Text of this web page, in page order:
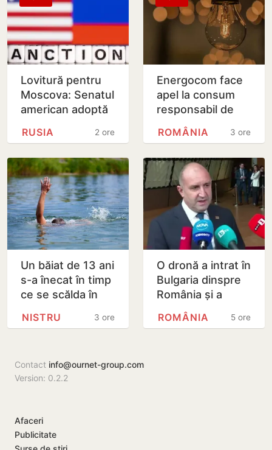
Lovitură pentru
Moscova: Senatul
american adoptă
împotriva Rusiei2 ore
RUSIA
Energocom face
apel la consum
responsabil de
energie în orele
de vârfe vârf
3 ore
ROMÂNIA
Un băiat de 13 ani
s-a înecat în timp
ce se scălda în
neautorizată din3 ore
NISTRU
O dronă a intrat în
Bulgaria dinspre
România și a
explodat în
apropierea unui5 ore
ROMÂNIA
Contact info@ournet-group.com
Version: 0.2.2
Afaceri
Publicitate